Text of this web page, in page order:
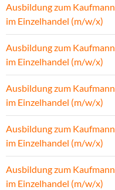
Ausbildung zum Kaufmann
im Einzelhandel (m/w/x)
Ausbildung zum Kaufmann
im Einzelhandel (m/w/x)
Ausbildung zum Kaufmann
im Einzelhandel (m/w/x)
Ausbildung zum Kaufmann
im Einzelhandel (m/w/x)
Ausbildung zum Kaufmann
im Einzelhandel (m/w/x)